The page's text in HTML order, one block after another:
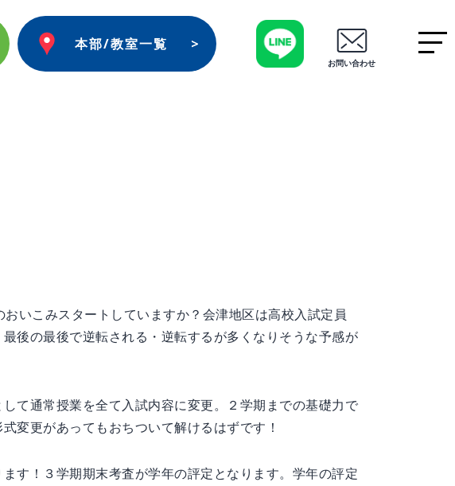
本部/教室一覧
お問い合わせ
いこみスタートしていますか？会津地区は高校入試定員
後の最後で逆転される・逆転するが多くなりそうな予感が
て通常授業を全て入試内容に変更。２学期までの基礎力で
変更があってもおちついて解けるはずです！
す！３学期期末考査が学年の評定となります。学年の評定